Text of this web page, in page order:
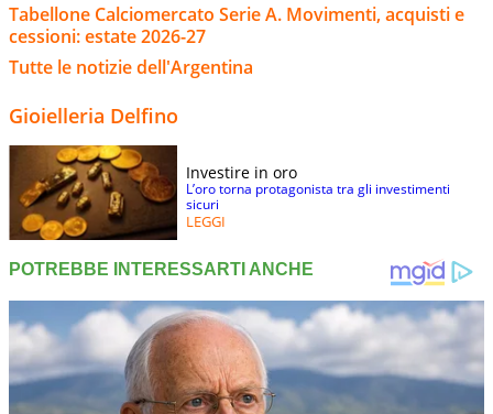
Tabellone Calciomercato Serie A. Movimenti, acquisti e
cessioni: estate 2026-27
Tutte le notizie dell'Argentina
Gioielleria Delfino
Investire in oro
L’oro torna protagonista tra gli investimenti
sicuri
LEGGI